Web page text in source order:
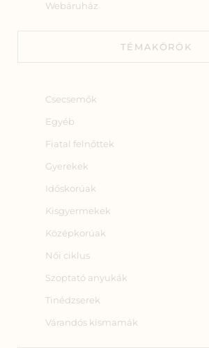
Webáruház
TÉMAKÖRÖK
Csecsemők
Egyéb
Fiatal felnőttek
Gyerekek
Időskorúak
Kisgyermekek
Középkorúak
Női ciklus
Szoptató anyukák
Tinédzserek
Várandós kismamák